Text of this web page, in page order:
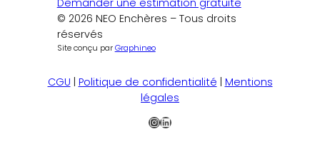
© 2026 NEO Enchères – Tous droits
réservés
Site conçu parGraphineo
CGU | Politique de confidentialité | Mentions
légales
Instagram
LinkedIn